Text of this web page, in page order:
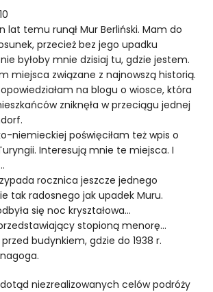
ściany
lat temu runął Mur Berliński. Mam do
przecież bez jego upadku
byłoby mnie dzisiaj tu, gdzie jestem.
miejsca związane z najnowszą historią.
na blogu o wiosce, która
zniknęła w przeciągu jednej
niemieckiej poświęciłam też wpis o
Interesują mnie te miejsca. I
rocznica jeszcze jednego
tak radosnego jak upadek Muru.
się noc kryształowa…
stopioną menorę…
budynkiem, gdzie do 1938 r.
niezrealizowanych celów podróży